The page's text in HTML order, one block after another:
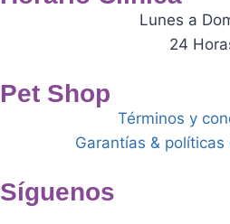
Lunes a
24
Pet Shop
Términos y
Garantías &
Síguenos